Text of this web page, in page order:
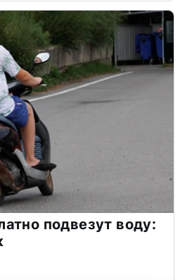
подвезут воду: